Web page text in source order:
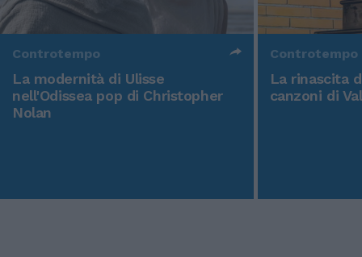
Controtempo
La modernità di Ulisse
nell'Odissea pop di Christopher
Nolan
Controtempo
La rinascita
canzoni di